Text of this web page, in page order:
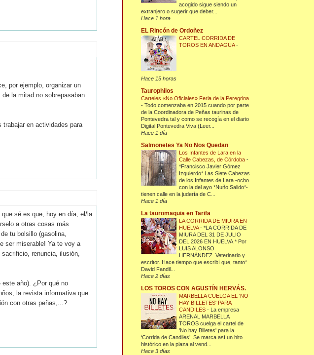
por ejemplo, organizar un
la mitad no sobrepasaban
en actividades para
sé es que, hoy en día, el/la
a otras cosas más
tu bolsillo (gasolina,
ser miserable! Ya te voy a
renuncia, ilusión,
año). ¿Por qué no
la revista informativa que
con otras peñas,...?
acogido sigue siendo un
extranjero o sugerir que deber...
Hace 1 hora
EL Rincón de Ordoñez
CARTEL CORRIDA DE
TOROS EN ANDAGUA-
Hace 15 horas
Taurophilos
Carteles «No Oficiales» Feria de la Peregrina
-Todo comenzaba en 2015 cuando por parte
de la Coordinadora de Peñas taurinas de
Pontevedra tal y como se recogía en el diario
Digital Pontevedra Viva (Leer...
Hace 1 día
Salmonetes Ya No Nos Quedan
Los Infantes de Lara en la
Calle Cabezas, de Córdoba-
*Francisco Javier Gómez
Izquierdo* Las Siete Cabezas
de los Infantes de Lara -ocho
con la del ayo *Nuño Salido*-
tienen calle en la judería de C...
Hace 1 día
La tauromaquia en Tarifa
LA CORRIDA DE MIURA EN
HUELVA-*LA CORRIDA DE
MIURA DEL 31 DE JULIO
DEL 2026 EN HUELVA.* Por
LUIS ALONSO
HERNÁNDEZ. Veterinario y
escritor. Hace tiempo que escribí que, tanto*
David Fandil...
Hace 2 días
LOS TOROS CON AGUSTÍN HERVÁS.
MARBELLA CUELGA EL 'NO
HAY BILLETES' PARA
CANDILES- La empresa
ARENAL MARBELLA
TOROS cuelga el cartel de
'No hay Billetes' para la
‘Corrida de Candiles’. Se marca así un hito
histórico en la plaza al vend...
Hace 3 días